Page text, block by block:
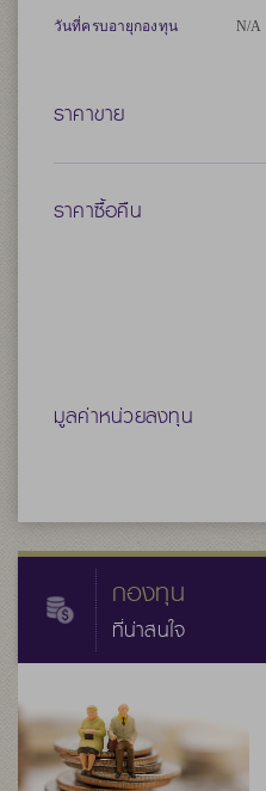
วันที่ครบอายุกองทุน N/A
ราคาขาย
ราคาซื้อคืน
มูลค่าหน่วยลงทุน
กองทุน
ที่น่าสนใจ